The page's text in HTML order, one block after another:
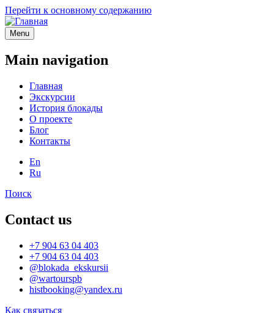
Перейти к основному содержанию
Menu
Main navigation
Главная
Экскурсии
История блокады
О проекте
Блог
Контакты
En
Ru
Поиск
Contact us
+7 904 63 04 403
+7 904 63 04 403
@blokada_ekskursii
@wartourspb
histbooking@yandex.ru
Как связаться